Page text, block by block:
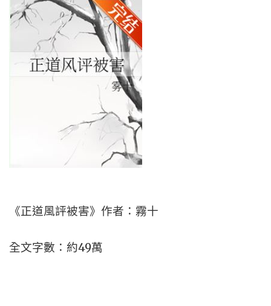
《正道風評被害》作者：霧十
全文字數：約49萬